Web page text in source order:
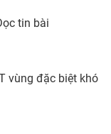
tin bài
vùng đặc biệt khó